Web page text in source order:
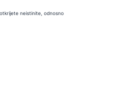
neistinite, odnosno